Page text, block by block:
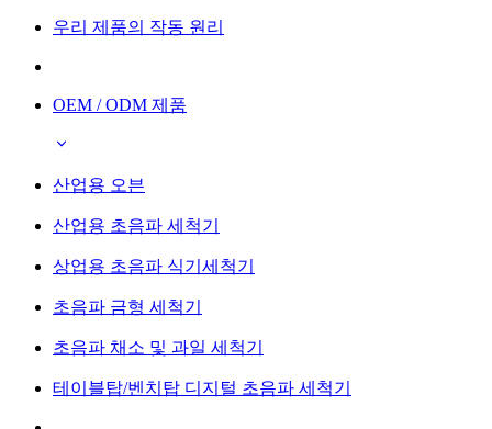
우리 제품의 작동 원리
OEM / ODM 제품
산업용 오븐
산업용 초음파 세척기
상업용 초음파 식기세척기
초음파 금형 세척기
초음파 채소 및 과일 세척기
테이블탑/벤치탑 디지털 초음파 세척기